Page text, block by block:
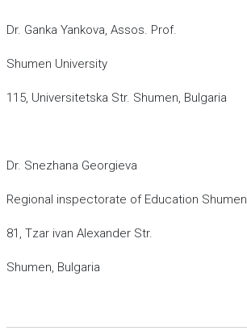
Dr. Ganka Yankova, Assos. Prof.
Shumen University
115, Universitetska Str. Shumen, Bulgaria
Dr. Snezhana Georgieva
Regional inspectorate of Education Shumen
81, Tzar ivan Alexander Str.
Shumen, Bulgaria